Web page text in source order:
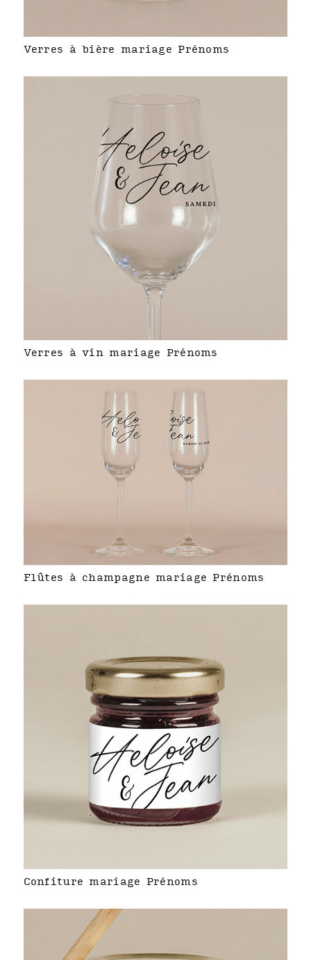
Verres à bière mariage Prénoms
Verres à vin mariage Prénoms
Flûtes à champagne mariage Prénoms
Confiture mariage Prénoms